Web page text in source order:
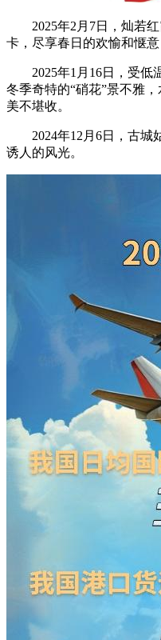
2025年2月7日，灿若红
卡，尽享春日的欢愉和惬意
2025年1月16日，受低
冬季奇特的“硝花”景不雅
美不堪收。
2024年12月6日，古城
诱人的风光。